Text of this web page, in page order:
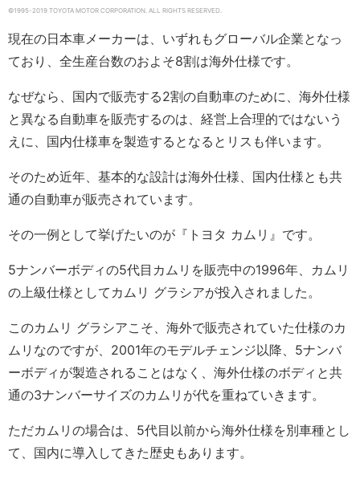
©1995-2019 TOYOTA MOTOR CORPORATION. ALL RIGHTS RESERVED.
現在の日本車メーカーは、いずれもグローバル企業となっ
ており、全生産台数のおよそ8割は海外仕様です。
なぜなら、国内で販売する2割の自動車のために、海外仕様
と異なる自動車を販売するのは、経営上合理的ではないう
えに、国内仕様車を製造するとなるとリスも伴います。
そのため近年、基本的な設計は海外仕様、国内仕様とも共
通の自動車が販売されています。
その一例として挙げたいのが『トヨタ カムリ』です。
5ナンバーボディの5代目カムリを販売中の1996年、カムリ
の上級仕様としてカムリ グラシアが投入されました。
このカムリ グラシアこそ、海外で販売されていた仕様のカ
ムリなのですが、2001年のモデルチェンジ以降、5ナンバ
ーボディが製造されることはなく、海外仕様のボディと共
通の3ナンバーサイズのカムリが代を重ねていきます。
ただカムリの場合は、5代目以前から海外仕様を別車種とし
て、国内に導入してきた歴史もあります。